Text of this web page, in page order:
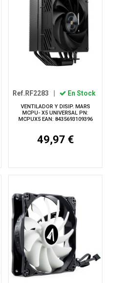
Ref.RF2283 En Stock
VENTILADOR Y DISIP. MARS
MCPU- X5 UNIVERSAL PN:
MCPUX5 EAN: 8435693109396
49,97 €